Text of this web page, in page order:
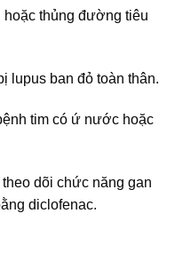
thủng đường tiêu
lupus ban đỏ toàn thân.
tim có ứ nước hoặc
dõi chức năng gan
diclofenac.